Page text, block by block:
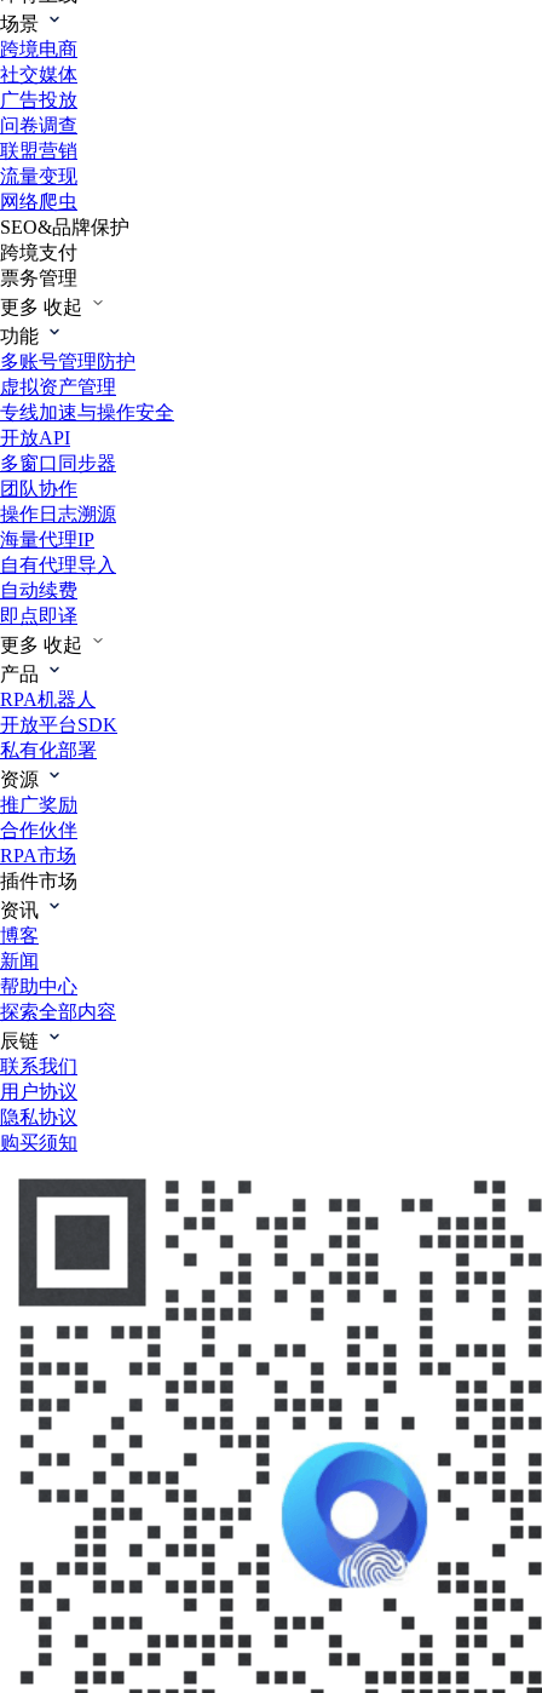
场景
跨境电商
社交媒体
广告投放
问卷调查
联盟营销
流量变现
网络爬虫
SEO&品牌保护
跨境支付
票务管理
更多 收起
功能
多账号管理防护
虚拟资产管理
专线加速与操作安全
开放API
多窗口同步器
团队协作
操作日志溯源
海量代理IP
自有代理导入
自动续费
即点即译
更多 收起
产品
RPA机器人
开放平台SDK
私有化部署
资源
推广奖励
合作伙伴
RPA市场
插件市场
资讯
博客
新闻
帮助中心
探索全部内容
辰链
联系我们
用户协议
隐私协议
购买须知